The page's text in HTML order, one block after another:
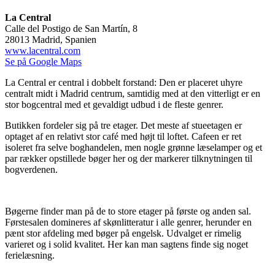
La Central
Calle del Postigo de San Martín, 8
28013 Madrid, Spanien
www.lacentral.com
Se på Google Maps
La Central er central i dobbelt forstand: Den er placeret uhyre
centralt midt i Madrid centrum, samtidig med at den vitterligt er en
stor bogcentral med et gevaldigt udbud i de fleste genrer.
Butikken fordeler sig på tre etager. Det meste af stueetagen er
optaget af en relativt stor café med højt til loftet. Cafeen er ret
isoleret fra selve boghandelen, men nogle grønne læselamper og et
par rækker opstillede bøger her og der markerer tilknytningen til
bogverdenen.
Bøgerne finder man på de to store etager på første og anden sal.
Førstesalen domineres af skønlitteratur i alle genrer, herunder en
pænt stor afdeling med bøger på engelsk. Udvalget er rimelig
varieret og i solid kvalitet. Her kan man sagtens finde sig noget
ferielæsning.